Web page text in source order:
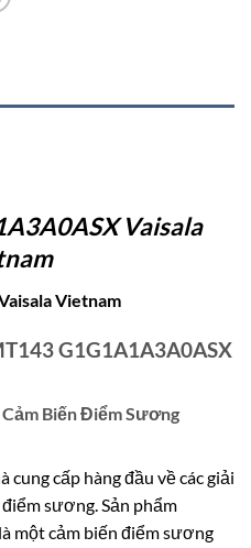
Vaisala
Vietnam
G1G1A1A3A0ASX
Biến Điểm Sương
cung cấp hàng đầu về các giải
sương. Sản phẩm
là một cảm biến điểm sương